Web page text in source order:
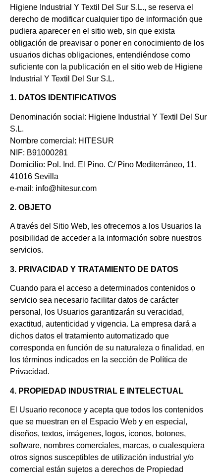
Higiene Industrial Y Textil Del Sur S.L., se reserva el
derecho de modificar cualquier tipo de información que
pudiera aparecer en el sitio web, sin que exista
obligación de preavisar o poner en conocimiento de los
usuarios dichas obligaciones, entendiéndose como
suficiente con la publicación en el sitio web de Higiene
Industrial Y Textil Del Sur S.L.
1. DATOS IDENTIFICATIVOS
Denominación social: Higiene Industrial Y Textil Del Sur
S.L.
Nombre comercial: HITESUR
NIF: B91000281
Domicilio: Pol. Ind. El Pino. C/ Pino Mediterráneo, 11.
41016 Sevilla
e-mail: info@hitesur.com
2. OBJETO
A través del Sitio Web, les ofrecemos a los Usuarios la
posibilidad de acceder a la información sobre nuestros
servicios.
3. PRIVACIDAD Y TRATAMIENTO DE DATOS
Cuando para el acceso a determinados contenidos o
servicio sea necesario facilitar datos de carácter
personal, los Usuarios garantizarán su veracidad,
exactitud, autenticidad y vigencia. La empresa dará a
dichos datos el tratamiento automatizado que
corresponda en función de su naturaleza o finalidad, en
los términos indicados en la sección de Política de
Privacidad.
4. PROPIEDAD INDUSTRIAL E INTELECTUAL
El Usuario reconoce y acepta que todos los contenidos
que se muestran en el Espacio Web y en especial,
diseños, textos, imágenes, logos, iconos, botones,
software, nombres comerciales, marcas, o cualesquiera
otros signos susceptibles de utilización industrial y/o
comercial están sujetos a derechos de Propiedad